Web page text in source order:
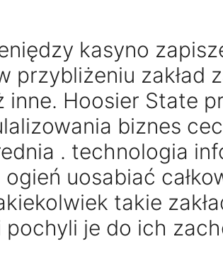
kasyno
przybliżeniu zakład
Hoosier State
biznes
. technologia
uosabiać
takie
je do ich